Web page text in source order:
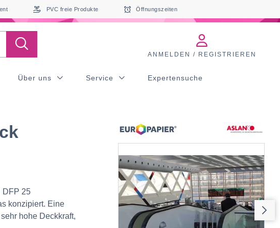
PVC freie Produkte Öffnungszeiten
ANMELDEN / REGISTRIEREN
Über uns Service Expertensuche
DFP 25
konzipiert. Eine
hohe Deckkraft,